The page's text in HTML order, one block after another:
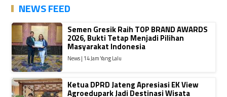
NEWS FEED
Semen Gresik Raih TOP BRAND AWARDS
2026, Bukti Tetap Menjadi Pilihan
Masyarakat Indonesia
News | 14 Jam Yang Lalu
Ketua DPRD Jateng Apresiasi EK View
Agroedupark Jadi Destinasi Wisata